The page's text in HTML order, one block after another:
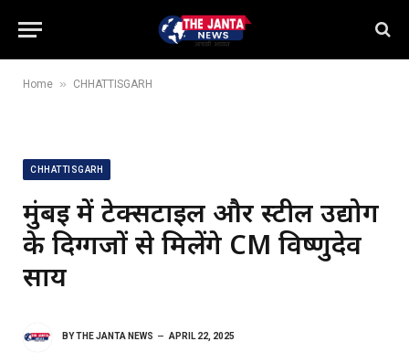
Home » CHHATTISGARH
CHHATTISGARH
मुंबई में टेक्सटाइल और स्टील उद्योग
के दिग्गजों से मिलेंगे CM विष्णुदेव
साय
BYTHE JANTA NEWS APRIL 22, 2025